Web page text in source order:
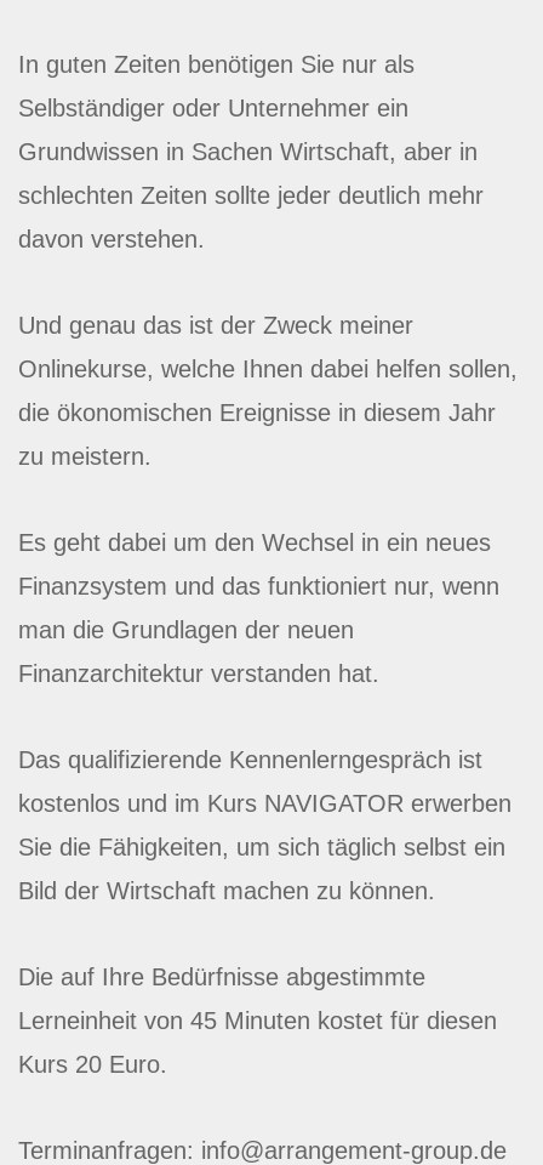
In guten Zeiten benötigen Sie nur als
Selbständiger oder Unternehmer ein
Grundwissen in Sachen Wirtschaft, aber in
schlechten Zeiten sollte jeder deutlich mehr
davon verstehen.
Und genau das ist der Zweck meiner
Onlinekurse, welche Ihnen dabei helfen sollen,
die ökonomischen Ereignisse in diesem Jahr
zu meistern.
Es geht dabei um den Wechsel in ein neues
Finanzsystem und das funktioniert nur, wenn
man die Grundlagen der neuen
Finanzarchitektur verstanden hat.
Das qualifizierende Kennenlerngespräch ist
kostenlos und im Kurs NAVIGATOR erwerben
Sie die Fähigkeiten, um sich täglich selbst ein
Bild der Wirtschaft machen zu können.
Die auf Ihre Bedürfnisse abgestimmte
Lerneinheit von 45 Minuten kostet für diesen
Kurs 20 Euro.
Terminanfragen: info@arrangement-group.de